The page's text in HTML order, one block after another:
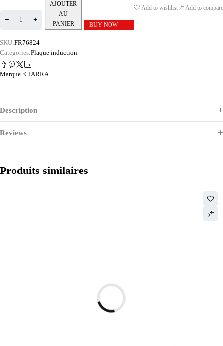
AJOUTER
AU
PANIER
BUY NOW
Add to wishlist Add to compare
SKU:FR76824
Categories:Plaque induction
Marque :CIARRA
Description
Reviews
Produits similaires